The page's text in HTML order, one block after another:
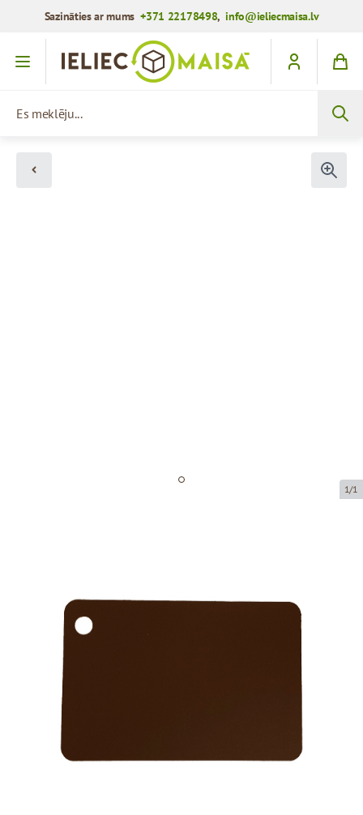
Sazināties ar mums+371 22178498,info@ieliecmaisa.lv
Iet uz saturu
1/1
85 x 54 mm
Biezums:
320 g/m2
Prece ir pieejama saņemšanai pakomātā.
Cena par 1 gab.
0,06 €